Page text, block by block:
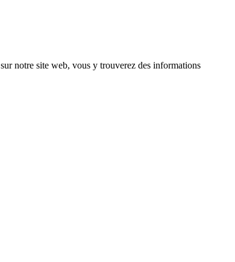
sur notre site web, vous y trouverez des informations